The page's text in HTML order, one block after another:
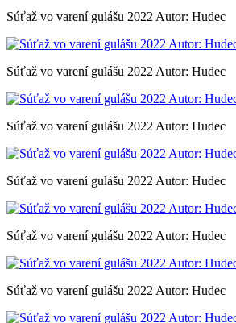
Súťaž vo varení gulášu 2022 Autor: Hudec
Súťaž vo varení gulášu 2022 Autor: Hudec
Súťaž vo varení gulášu 2022 Autor: Hudec
Súťaž vo varení gulášu 2022 Autor: Hudec
Súťaž vo varení gulášu 2022 Autor: Hudec
Súťaž vo varení gulášu 2022 Autor: Hudec